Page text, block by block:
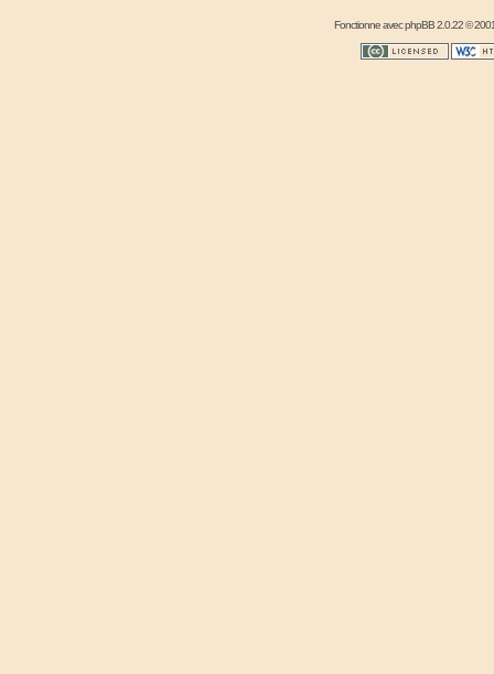
Fonctionne avecphpBB2.0.22 ©